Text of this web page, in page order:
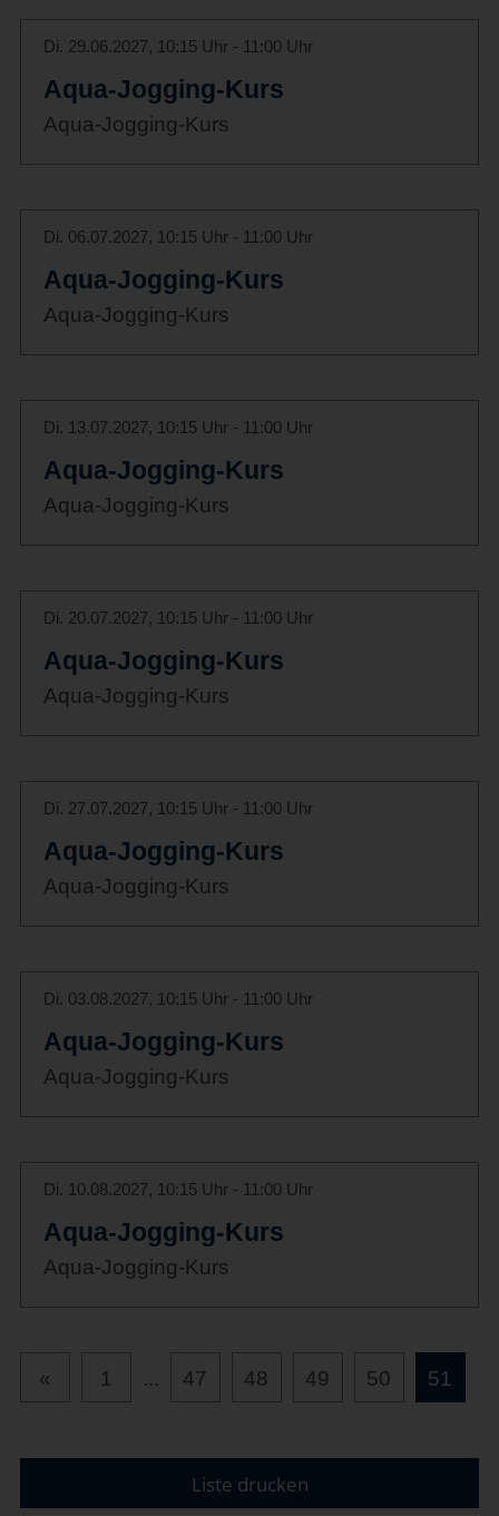
Di. 29.06.2027, 10:15 Uhr - 11:00 Uhr
Aqua-Jogging-Kurs
Aqua-Jogging-Kurs
Di. 06.07.2027, 10:15 Uhr - 11:00 Uhr
Aqua-Jogging-Kurs
Aqua-Jogging-Kurs
Di. 13.07.2027, 10:15 Uhr - 11:00 Uhr
Aqua-Jogging-Kurs
Aqua-Jogging-Kurs
Di. 20.07.2027, 10:15 Uhr - 11:00 Uhr
Aqua-Jogging-Kurs
Aqua-Jogging-Kurs
Di. 27.07.2027, 10:15 Uhr - 11:00 Uhr
Aqua-Jogging-Kurs
Aqua-Jogging-Kurs
Di. 03.08.2027, 10:15 Uhr - 11:00 Uhr
Aqua-Jogging-Kurs
Aqua-Jogging-Kurs
Di. 10.08.2027, 10:15 Uhr - 11:00 Uhr
Aqua-Jogging-Kurs
Aqua-Jogging-Kurs
« 1 ... 47 48 49 50 51
Liste drucken